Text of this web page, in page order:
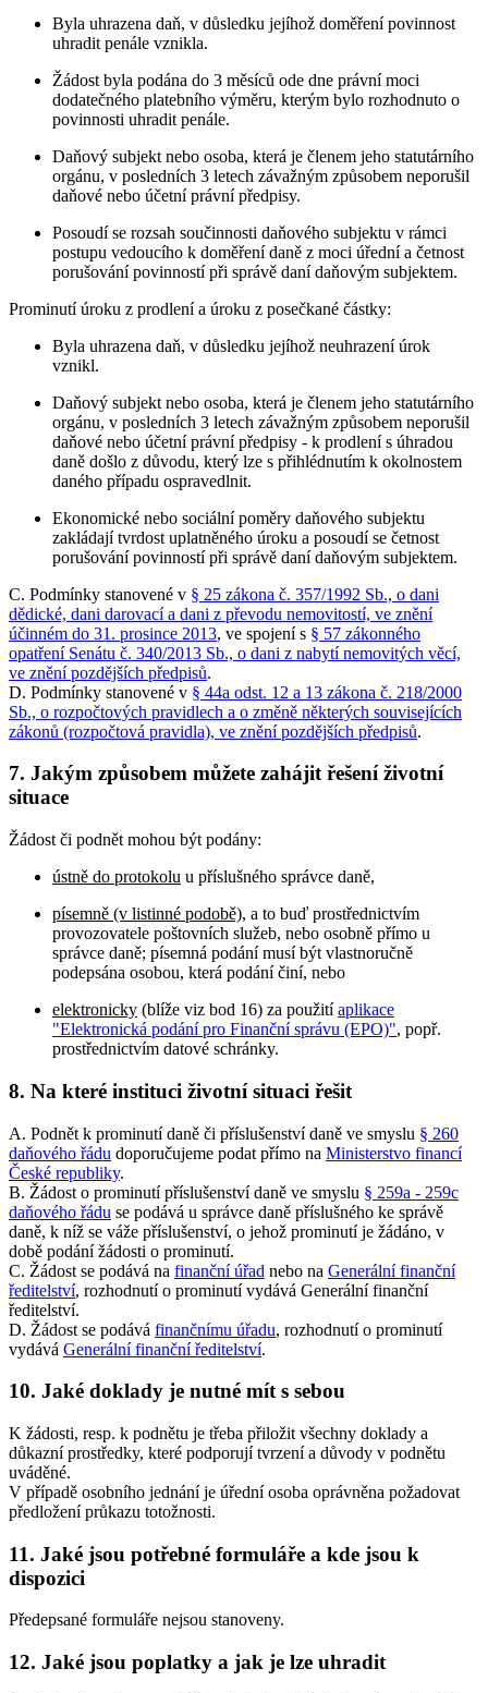
Byla uhrazena daň, v důsledku jejíhož doměření povinnost
uhradit penále vznikla.
Žádost byla podána do 3 měsíců ode dne právní moci
dodatečného platebního výměru, kterým bylo rozhodnuto o
povinnosti uhradit penále.
Daňový subjekt nebo osoba, která je členem jeho statutárního
orgánu, v posledních 3 letech závažným způsobem neporušil
daňové nebo účetní právní předpisy.
Posoudí se rozsah součinnosti daňového subjektu v rámci
postupu vedoucího k doměření daně z moci úřední a četnost
porušování povinností při správě daní daňovým subjektem.
Prominutí úroku z prodlení a úroku z posečkané částky:
Byla uhrazena daň, v důsledku jejíhož neuhrazení úrok
vznikl.
Daňový subjekt nebo osoba, která je členem jeho statutárního
orgánu, v posledních 3 letech závažným způsobem neporušil
daňové nebo účetní právní předpisy - k prodlení s úhradou
daně došlo z důvodu, který lze s přihlédnutím k okolnostem
daného případu ospravedlnit.
Ekonomické nebo sociální poměry daňového subjektu
zakládají tvrdost uplatněného úroku a posoudí se četnost
porušování povinností při správě daní daňovým subjektem.
C. Podmínky stanovené v § 25 zákona č. 357/1992 Sb., o dani
dědické, dani darovací a dani z převodu nemovitostí, ve znění
účinném do 31. prosince 2013, ve spojení s § 57 zákonného
opatření Senátu č. 340/2013 Sb., o dani z nabytí nemovitých věcí,
ve znění pozdějších předpisů.
D. Podmínky stanovené v § 44a odst. 12 a 13 zákona č. 218/2000
Sb., o rozpočtových pravidlech a o změně některých souvisejících
zákonů (rozpočtová pravidla), ve znění pozdějších předpisů.
7. Jakým způsobem můžete zahájit řešení životní
situace
Žádost či podnět mohou být podány:
ústně do protokolu u příslušného správce daně,
písemně (v listinné podobě), a to buď prostřednictvím
provozovatele poštovních služeb, nebo osobně přímo u
správce daně; písemná podání musí být vlastnoručně
podepsána osobou, která podání činí, nebo
elektronicky (blíže viz bod 16) za použitíaplikace
"Elektronická podání pro Finanční správu (EPO)", popř.
prostřednictvím datové schránky.
8. Na které instituci životní situaci řešit
A. Podnět k prominutí daně či příslušenství daně ve smyslu § 260
daňového řádu doporučujeme podat přímo na Ministerstvo financí
České republiky.
B. Žádost o prominutí příslušenství daně ve smyslu § 259a - 259c
daňového řádu se podává u správce daně příslušného ke správě
daně, k níž se váže příslušenství, o jehož prominutí je žádáno, v
době podání žádosti o prominutí.
C. Žádost se podává na finanční úřad nebo na Generální finanční
ředitelství, rozhodnutí o prominutí vydává Generální finanční
ředitelství.
D. Žádost se podává finančnímu úřadu, rozhodnutí o prominutí
vydává Generální finanční ředitelství.
10. Jaké doklady je nutné mít s sebou
K žádosti, resp. k podnětu je třeba přiložit všechny doklady a
důkazní prostředky, které podporují tvrzení a důvody v podnětu
uváděné.
V případě osobního jednání je úřední osoba oprávněna požadovat
předložení průkazu totožnosti.
11. Jaké jsou potřebné formuláře a kde jsou k
dispozici
Předepsané formuláře nejsou stanoveny.
12. Jaké jsou poplatky a jak je lze uhradit